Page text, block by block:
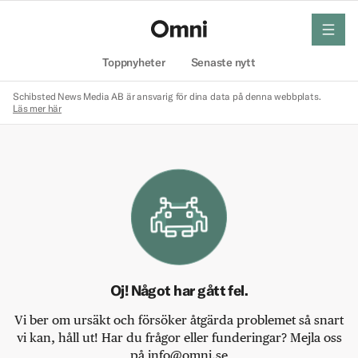
Toppnyheter Senaste nytt
meny
Schibsted News Media AB är ansvarig för dina data på denna webbplats.
Läs mer här
Oj! Något har gått fel.
Vi ber om ursäkt och försöker åtgärda problemet så snart
vi kan, håll ut! Har du frågor eller funderingar? Mejla oss